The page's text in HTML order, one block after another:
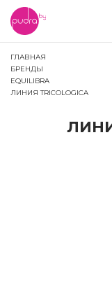
ГЛАВНАЯ
БРЕНДЫ
EQUILIBRA
ЛИНИЯ TRICOLOGICA